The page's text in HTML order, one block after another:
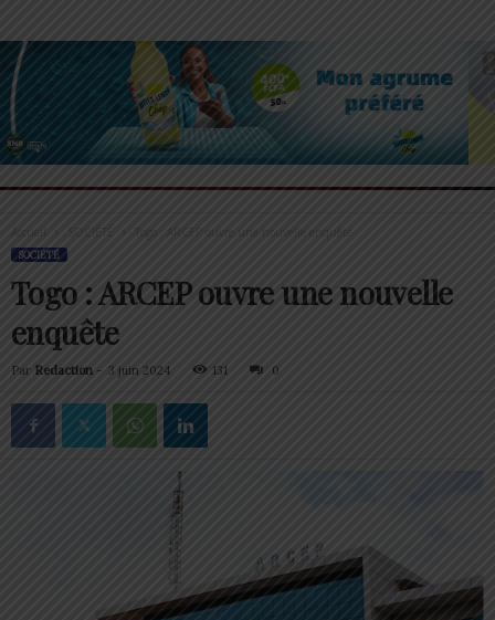
Accueil Togo : ARCEP ouvre une nouvelle enquête
SOCIÉTÉ
Togo : ARCEP ouvre une nouvelle
enquête
Par Redaction - 3 juin 2024 131 0